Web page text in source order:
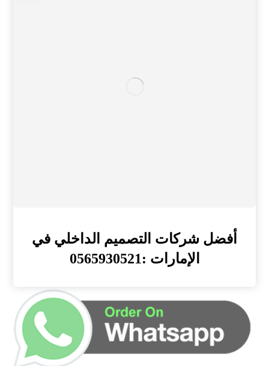
أفضل شركات التصميم الداخلي في
الإمارات :0565930521